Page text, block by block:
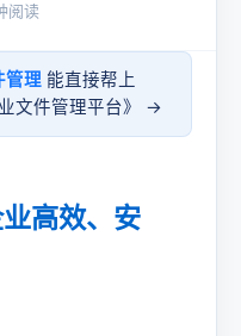
阅读
管理 能直接帮上
文件管理平台》 →
高效、安